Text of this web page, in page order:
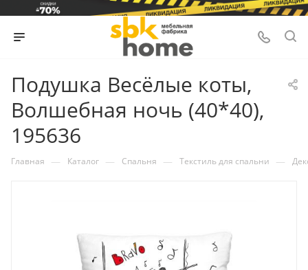
Подушка Весёлые коты,
Волшебная ночь (40*40),
195636
Главная — Каталог — Спальня — Текстиль для спальни —